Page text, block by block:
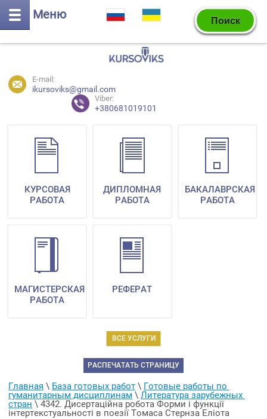
Меню
E-mail:
ikursoviks@gmail.com
Viber:
+380681019101
ВСЕ УСЛУГИ
КУРСОВАЯ
РАБОТА
ДИПЛОМНАЯ
РАБОТА
БАКАЛАВРСКАЯ
РАБОТА
МАГИСТЕРСКАЯ
РАБОТА
РЕФЕРАТ
РАСПЕЧАТАТЬ СТРАНИЦУ
Главная \ База готовых работ \ Готовые работы по
гуманитарным дисциплинам \ Литература зарубежных
стран \ 4342. Дисертаційна робота Форми і функції
інтертекстуальності в поезії Томаса Стернза Еліота